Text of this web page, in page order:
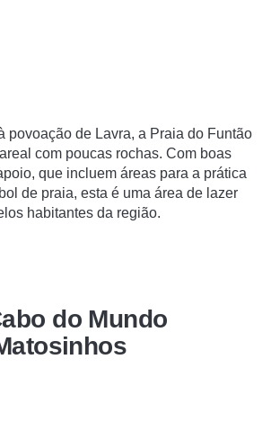
povoação de Lavra, a Praia do Funtão
com poucas rochas. Com boas
que incluem áreas para a prática
de praia, esta é uma área de lazer
habitantes da região.
do Mundo